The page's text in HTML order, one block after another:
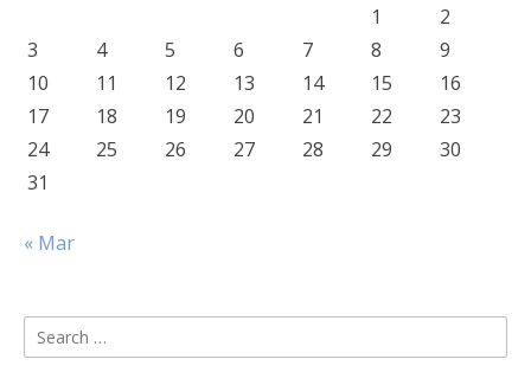
1
2
3
4 5 6 7 8
9
10
11 12 13 14 15
16
17
18 19 20 21 22
23
24
25 26 27 28 29
30
31
« Mar
Search
for: